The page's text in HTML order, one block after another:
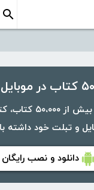
شما
با اپلیکیشن
و تبلت خود داشته
دانلود و نصب رایگان